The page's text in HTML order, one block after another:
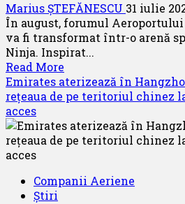
jumătate
a
anului
2025
Marius ȘTEFĂNESCU 31 iulie
În august, forumul
va fi transformat într-o arenă
Ninja. Inspirat...
Read More
more
about
Ninja”
transformă
München
Emirates aterizează în
rețeaua de pe teritoriul chinez
acces
Companii Aeriene
Știri